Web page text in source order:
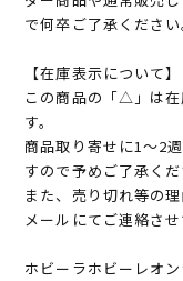
で何卒ご了承ください
【在庫表示について】
この商品の「△」は
す。
商品取り寄せに1～2
すので予めご了承くだ
また、売り切れ等の
メールにてご連絡させ
ホビーラホビーレオ